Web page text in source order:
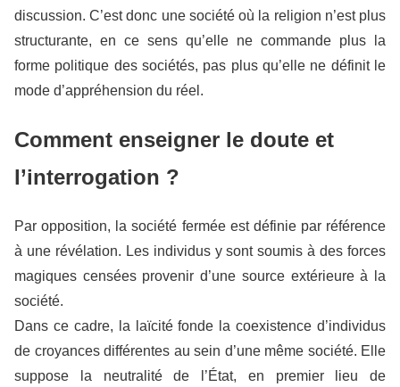
discussion. C’est donc une société où la religion n’est plus
structurante, en ce sens qu’elle ne commande plus la
forme politique des sociétés, pas plus qu’elle ne définit le
mode d’appréhension du réel.
Comment enseigner le doute et
l’interrogation ?
Par opposition, la société fermée est définie par référence
à une révélation. Les individus y sont soumis à des forces
magiques censées provenir d’une source extérieure à la
société.
Dans ce cadre, la laïcité fonde la coexistence d’individus
de croyances différentes au sein d’une même société. Elle
suppose la neutralité de l’État, en premier lieu de